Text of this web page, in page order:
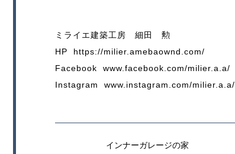
ミライエ建築工房 細田 勲
HP https://milier.amebaownd.com/
Facebook www.facebook.com/milier.a.a/
Instagram www.instagram.com/milier.a.a/
インナーガレージの家